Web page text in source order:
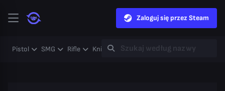
Zaloguj się przez Steam
Pistol SMG Rifle Knife Gloves Heavy Case